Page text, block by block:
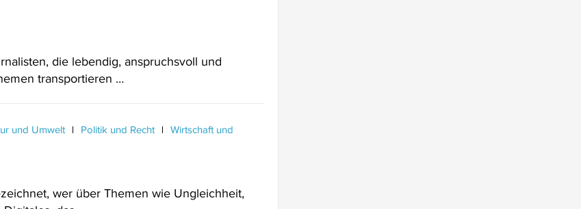
die lebendig, anspruchsvoll und
transportieren …
und Umwelt Politik und Recht
Wirtschaft und
wer über Themen wie Ungleichheit,